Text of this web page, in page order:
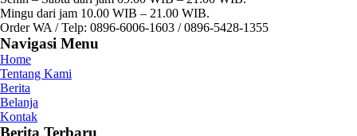
Mingu dari jam 10.00 WIB – 21.00 WIB.
Order WA / Telp: 0896-6006-1603 / 0896-5428-1355
Navigasi Menu
Home
Tentang Kami
Berita
Belanja
Kontak
Berita Terbaru